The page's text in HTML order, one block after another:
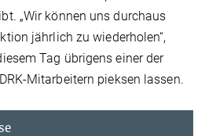
„Wir können uns durchaus
jährlich zu wiederholen“,
Tag übrigens einer der
Mitarbeitern pieksen lassen.